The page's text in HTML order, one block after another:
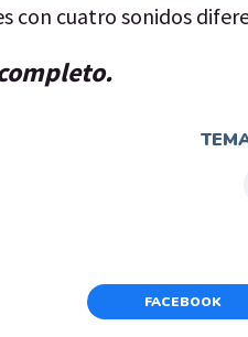
con cuatro sonidos
FACEBOOK